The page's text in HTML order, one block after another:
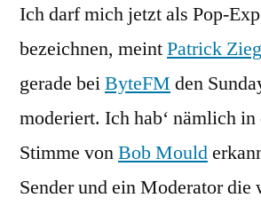
Ich darf mich jetzt als Pop-
bezeichnen, meintPatrick
gerade beiByteFM den
moderiert. Ich hab‘ nämlich in
Stimme vonBob Mould
Sender und ein Moderator die